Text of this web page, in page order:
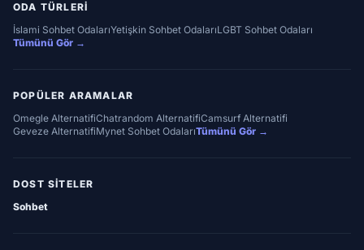
ODA TÜRLERI
İslami Sohbet OdalarıYetişkin Sohbet OdalarıLGBT Sohbet Odaları
Tümünü Gör →
POPÜLER ARAMALAR
Omegle AlternatifiChatrandom AlternatifiCamsurf Alternatifi
Geveze AlternatifiMynet Sohbet OdalarıTümünü Gör →
DOST SITELER
Sohbet